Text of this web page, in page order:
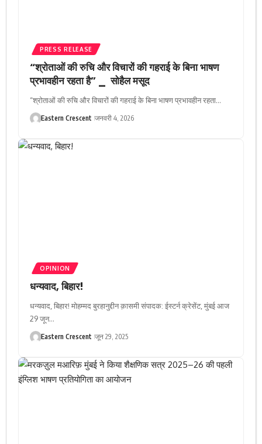
PRESS RELEASE
“श्रोताओं की रुचि और विचारों की गहराई के बिना भाषण
प्रभावहीन रहता है” _ सोहैल मसूद
“श्रोताओं की रुचि और विचारों की गहराई के बिना भाषण प्रभावहीन रहता…
Eastern Crescent जनवरी 4, 2026
OPINION
धन्यवाद, बिहार!
धन्यवाद, बिहार! मोहम्मद बुरहानुद्दीन क़ासमी संपादक: ईस्टर्न क्रेसेंट, मुंबई आज
29 जून…
Eastern Crescent जून 29, 2025